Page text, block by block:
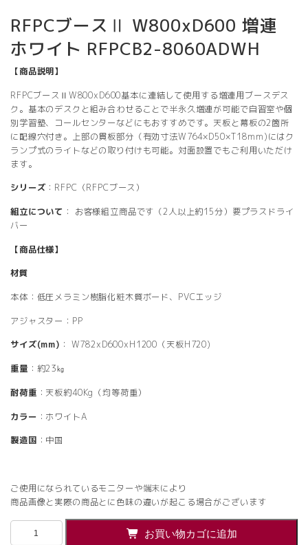
RFPCブースⅡ W800xD600 増連
ホワイト RFPCB2-8060ADWH
【商品説明】
RFPCブースⅡW800xD600基本に連結して使用する増連用ブースデス
ク。基本のデスクと組み合わせることで半永久増連が可能で自習室や個
別学習塾、コールセンターなどにもおすすめです。天板と幕板の2箇所
に配線穴付き。上部の貫板部分（有効寸法W764×D50×T18mm)にはク
ランプ式のライトなどの取り付けも可能。対面設置でもご利用いただけ
ます。
シリーズ ：RFPC（RFPCブース）
組立について ： お客様組立商品です（2人以上約15分）要プラスドライ
バー
【商品仕様】
材質
本体：低圧メラミン樹脂化粧木質ボード、PVCエッジ
アジャスター：PP
サイズ(mm) ： W782xD600xH1200（天板H720)
重量 ：約23㎏
耐荷重 ：天板約40Kg（均等荷重）
カラー ：ホワイトA
製造国 ：中国
ご使用になられているモニターや端末により
商品画像と実際の商品とに色味の違いが起こる場合がございます
RFPC
お買い物カゴに追加